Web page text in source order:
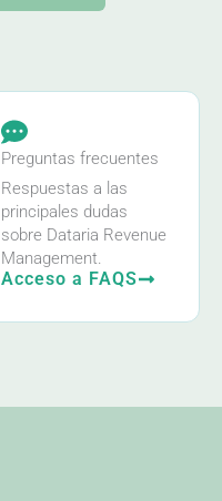
Preguntas frecuentes
Respuestas a las
principales dudas
sobre Dataria Revenue
Management.
Acceso a FAQS